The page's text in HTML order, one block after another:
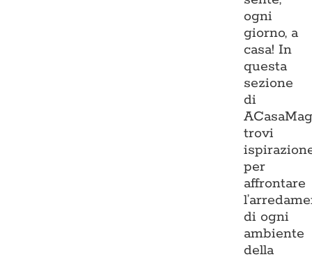
ogni
giorno, a
casa! In
questa
sezione
di
trovi
per
affrontare
di ogni
ambiente
della